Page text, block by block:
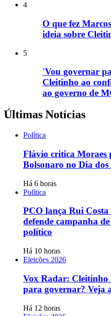
4
O que fez
ideia sobre
5
'Vou governar
Cleitinho ao
ao governo de
Últimas Notícias
Política
Flávio critica Moraes
Bolsonaro no Dia dos
Há 6 horas
Política
PCO lança Rui Costa
defende campanha
político
Há 10 horas
Eleições 2026
Vox Radar: Cleitinho
para governar? Veja
Há 12 horas